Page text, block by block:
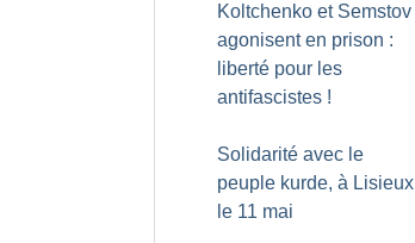
Koltchenko et Semstov
agonisent en prison :
liberté pour les
antifascistes !
Solidarité avec le
peuple kurde, à Lisieux
le 11 mai